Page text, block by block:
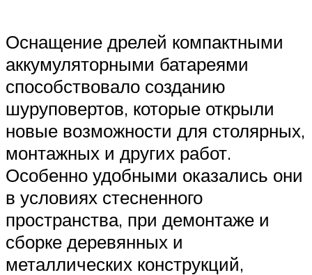
Оснащение дрелей компактными
аккумуляторными батареями
способствовало созданию
шуруповертов, которые открыли
новые возможности для столярных,
монтажных и других работ.
Особенно удобными оказались они
в условиях стесненного
пространства, при демонтаже и
сборке деревянных и
металлических конструкций,